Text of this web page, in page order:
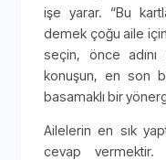
işe yarar. “Bu
demek çoğu aile
seçin, önce adını
konuşun, en son
basamaklı bir
Ailelerin en sık
cevap